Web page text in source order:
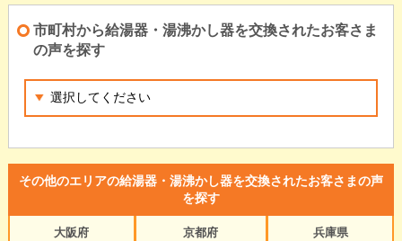
市町村から給湯器・湯沸かし器を交換されたお客さま
の声を探す
その他のエリアの給湯器・湯沸かし器を交換されたお客さまの声
を探す
大阪府
京都府
兵庫県